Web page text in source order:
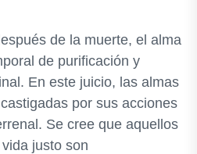
de la muerte, el alma
de purificación y
En este juicio, las almas
por sus acciones
Se cree que aquellos
justo son